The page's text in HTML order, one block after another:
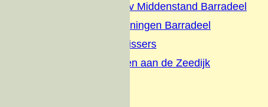
Briefhoofden-Adv Middenstand Barradeel
Schilderijen tekeningen Barradeel
Interviews met vissers
Wonen en werken aan de Zeedijk